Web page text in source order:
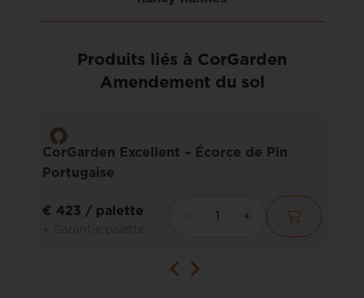
Produits liés à CorGarden
Amendement du sol
CorGarden Excellent – Écorce de Pin
Portugaise
€ 423 / palette